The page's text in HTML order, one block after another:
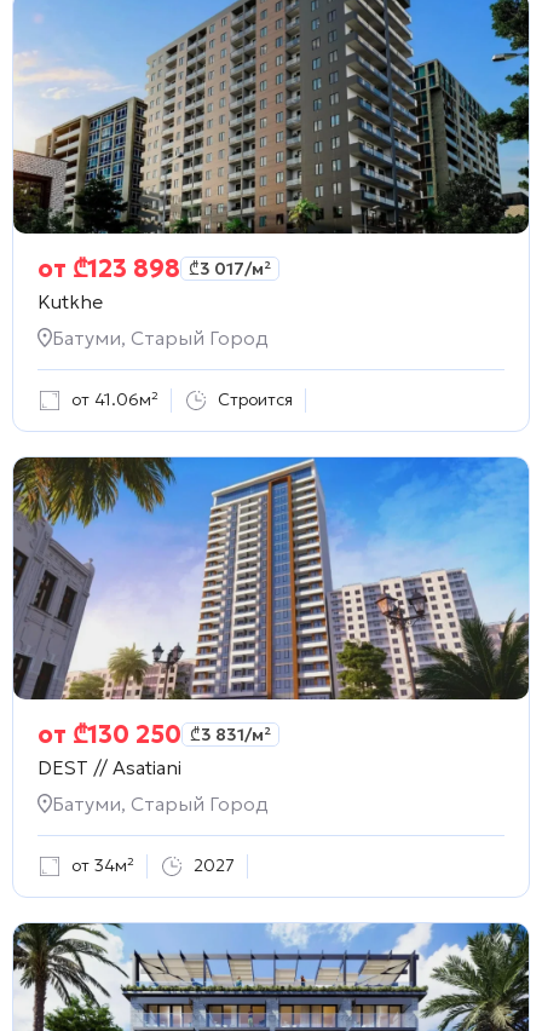
от ₾123 898 ₾3 017/м²
Kutkhe
Батуми, Старый Город
от 41.06м² Строится
от ₾130 250 ₾3 831/м²
DEST // Asatiani
Батуми, Старый Город
от 34м² 2027